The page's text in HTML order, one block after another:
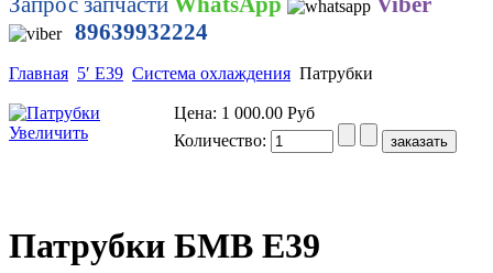
89639932224
Главная 5′ E39 Система охлаждения Патрубки
Увеличить
Цена: 1 000.00 Руб
Количество:
Патрубки БМВ Е39